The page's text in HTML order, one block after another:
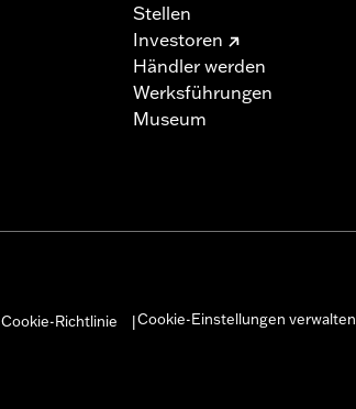
Stellen
Investoren
Händler werden
Werksführungen
Museum
Cookie-Richtlinie Cookie-Einstellungen verwalten